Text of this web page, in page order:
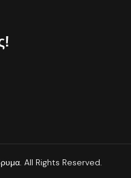
All Rights Reserved.